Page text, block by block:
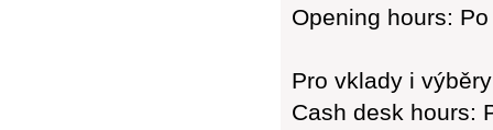
Opening hours:
Pro vklady i
Cash desk hours: